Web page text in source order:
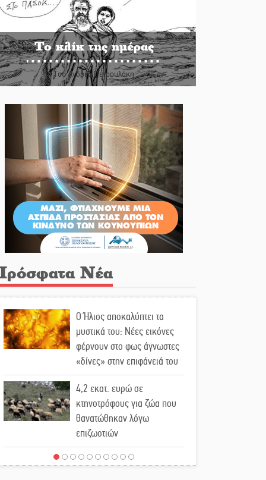
Το κλίκ της ημέρας
Του Ανδρέα Πετρουλάκη
Νέα
Ο Ήλιος αποκαλύπτει τα
μυστικά του: Νέες εικόνες
φέρνουν στο φως άγνωστες
«δίνες» στην επιφάνειά του
4,2 εκατ. ευρώ σε
κτηνοτρόφους για ζώα που
θανατώθηκαν λόγω
επιζωοτιών
Η ψυχολογία της ανατροπής